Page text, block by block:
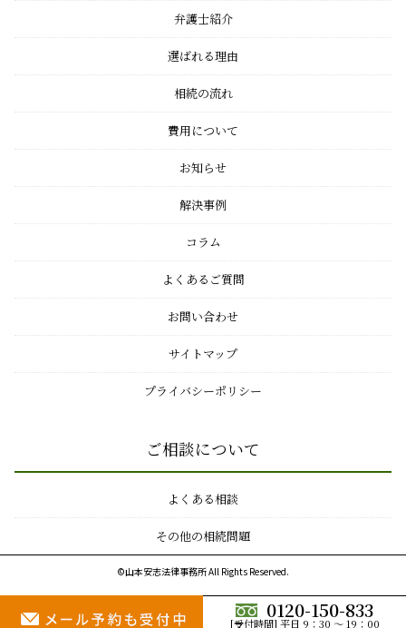
0120-150-833
[受付時間] 平日 9：30 ～ 19：00
弁護士紹介
選ばれる理由
相続の流れ
費用について
お知らせ
解決事例
コラム
よくあるご質問
お問い合わせ
サイトマップ
プライバシーポリシー
ご相談について
よくある相談
その他の相続問題
©山本安志法律事務所 All Rights Reserved.